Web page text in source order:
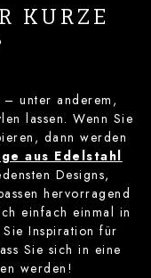
KURZE
unter anderem,
lassen. Wenn Sie
dann werden
aus Edelstahl
Designs,
hervorragend
einfach einmal in
Inspiration für
Sie sich in eine
werden!